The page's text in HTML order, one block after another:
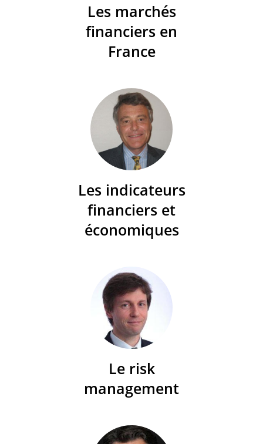
Les marchés
financiers en
France
Les indicateurs
financiers et
économiques
Le risk
management